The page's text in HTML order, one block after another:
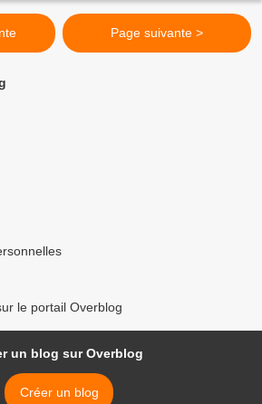
Page suivante >
le portail Overblog
un blog sur Overblog
Créer un blog